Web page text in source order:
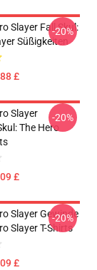
Slayer Fall Skul:
Süßigkeiten
£
-20%
Slayer
The Hero
£
-20%
Slayer Gewinde
Slayer T-Shirts
£
-20%